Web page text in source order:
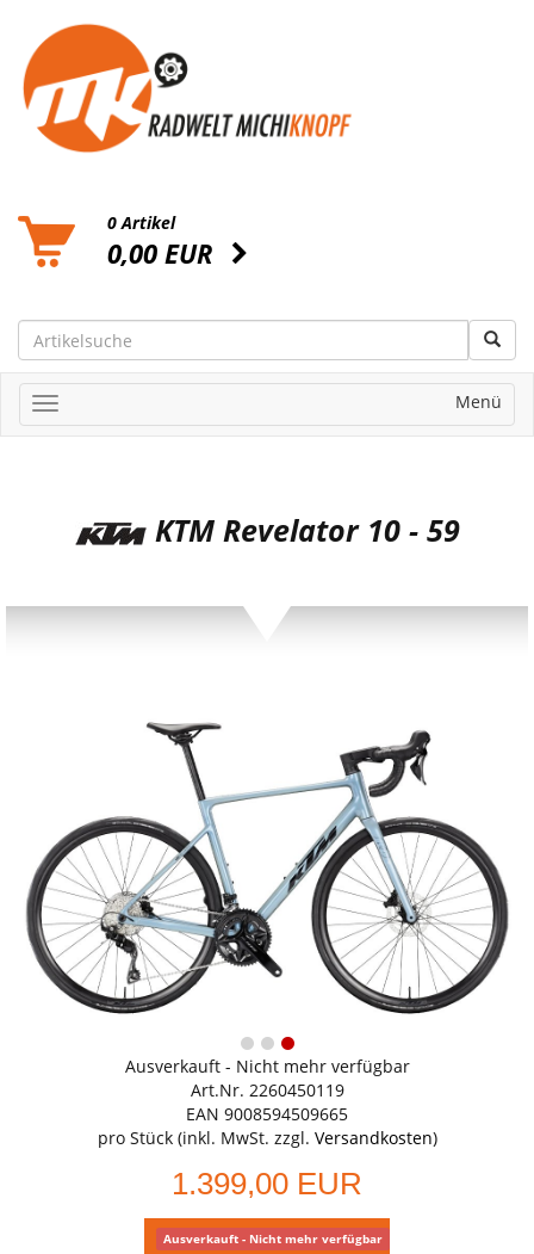
0 Artikel
0,00 EUR
Menü
KTM Revelator 10 - 59
Ausverkauft - Nicht mehr verfügbar
Art.Nr. 2260450119
EAN 9008594509665
pro Stück (inkl. MwSt. zzgl. Versandkosten)
1.399,00 EUR
Ausverkauft - Nicht mehr verfügbar